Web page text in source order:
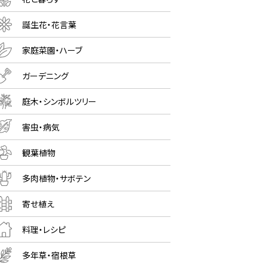
誕生花・花言葉
家庭菜園・ハーブ
ガーデニング
庭木・シンボルツリー
害虫・病気
観葉植物
多肉植物・サボテン
寄せ植え
料理・レシピ
多年草・宿根草